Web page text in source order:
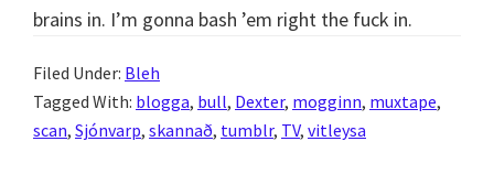
brains in. I’m gonna bash ’em right the fuck in.
Filed Under: Bleh
Tagged With: blogga, bull, Dexter, mogginn, muxtape,
scan, Sjónvarp, skannað, tumblr, TV, vitleysa